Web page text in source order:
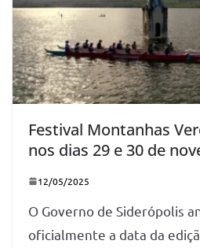
Festival Montanhas
nos dias 29 e 30 de
12/05/2025
O Governo de Siderópolis
oficialmente a data da